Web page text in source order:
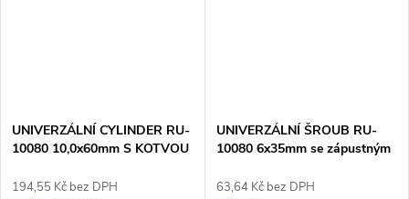
UNIVERZÁLNÍ CYLINDER RU-
10080 10,0x60mm S KOTVOU
194,55 Kč bez DPH
UNIVERZÁLNÍ ŠROUB RU-
10080 6x35mm se zápustným
63,64 Kč bez DPH